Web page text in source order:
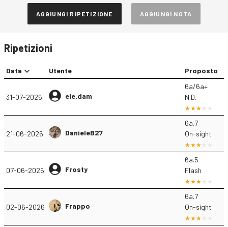
AGGIUNGI RIPETIZIONE AGGIUNGI NOTA
Ripetizioni
Data Utente Proposto
31-07-2026 ele.dam
6a/6a+
N.D.
21-06-2026 DanieleB27
6a.7
On-sight
07-06-2026 Frosty
6a.5
Flash
02-06-2026 Frappo
6a.7
On-sight